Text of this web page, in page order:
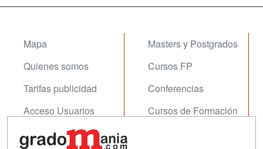
Mapa
Quienes somos
Tarifas publicidad
Acceso Usuarios
Acceso Centros
Masters y Postgrados
Cursos FP
Conferencias
Cursos de Formación